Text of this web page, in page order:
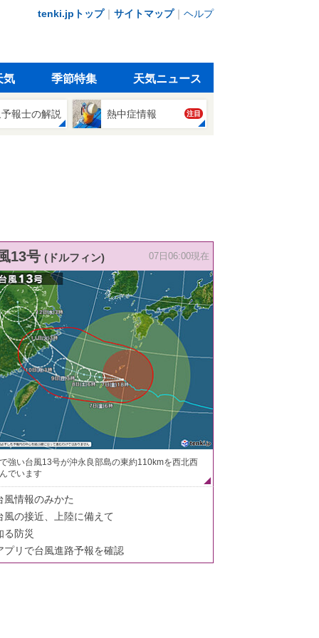
tenki.jpトップ｜ サイトマップ｜ ヘルプ
気 季節特集 天気ニュース
報士の解説 熱中症情報 注目
13号 (ドルフィン) 07日06:00現在
強い台風13号が沖永良部島の東約110kmを西北西
でいます
風情報のみかた
風の接近、上陸に備えて
る防災
プリで台風進路予報を確認